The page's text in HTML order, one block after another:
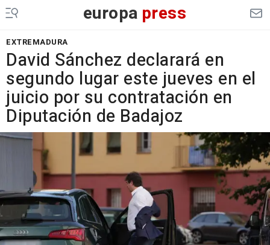
europa press
EXTREMADURA
David Sánchez declarará en
segundo lugar este jueves en el
juicio por su contratación en
Diputación de Badajoz